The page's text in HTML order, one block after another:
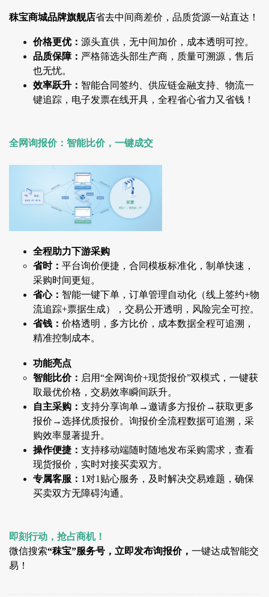
秣宝商城品牌旗舰店省去中间商差价，品质货源一站直达！
价格更优： 源头直供，无中间加价，成本透明可控。
品质保障： 严格筛选头部生产商，质量可溯源，售后
也无忧。
效率跃升： 智能合同签约、供应链金融支持、物流一
键追踪，电子发票在线开具，全程省心省力又省钱！
全网询报价：智能比价，一键成交
全程助力下游采购
省时： 平台询价便捷，合同模板标准化，制单快速，
采购时间更短。
省心： 智能一键下单，订单管理自动化（线上签约+物
流追踪+票据生成），交易公开透明，风险完全可控。
省钱： 价格透明，多方比价，成本数据全程可追溯，
精准控制成本。
功能亮点
智能比价： 启用“全网询价+现货报价”双模式，一键获
取最优价格，交易效率瞬间跃升。
自主采购： 支持分享询单→邀请多方报价→获取更多
报价→选择优质报价。询报价全流程数据可追溯，采
购效率显著提升。
操作便捷： 支持移动端随时随地发布采购需求，查看
现货报价，实时对接买卖双方。
专属客服： 1对1贴心服务，及时解决交易难题，确保
买卖双方无障碍沟通。
即刻行动，抢占商机！
微信搜索“秣宝”服务号，立即发布询报价， 一键达成智能交
易！